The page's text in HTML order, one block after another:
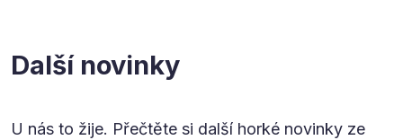
Další novinky
U nás to žije. Přečtěte si další horké novinky ze